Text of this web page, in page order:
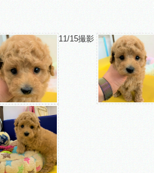
11/15撮影